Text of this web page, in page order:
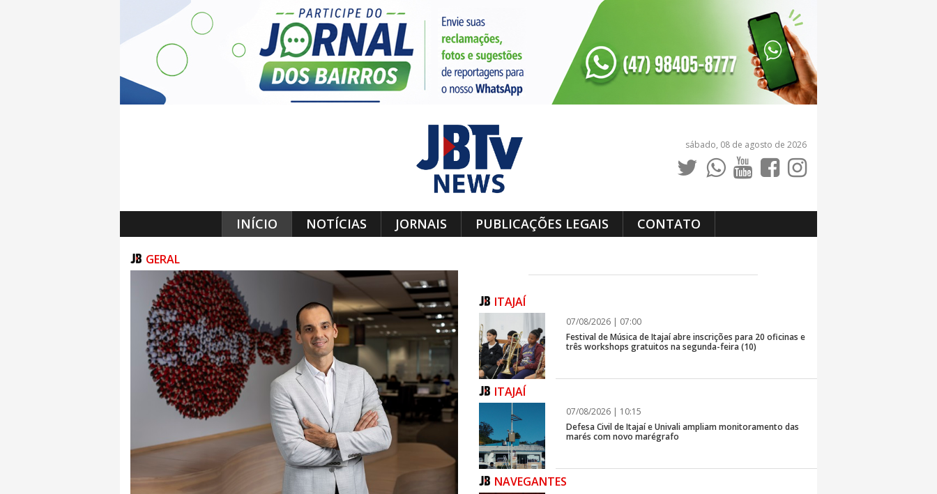
sábado, 08 de agosto de 2026
INÍCIO NOTÍCIAS JORNAIS PUBLICAÇÕES LEGAIS CONTATO
GERAL
ITAJAÍ
07/08/2026 | 07:00
Festival de Música de Itajaí abre inscrições para 20 oficinas e
três workshops gratuitos na segunda-feira (10)
ITAJAÍ
07/08/2026 | 10:15
Defesa Civil de Itajaí e Univali ampliam monitoramento das
marés com novo marégrafo
NAVEGANTES